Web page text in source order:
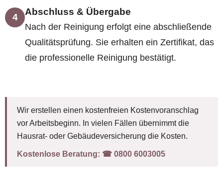
4 Abschluss & Übergabe
Nach der Reinigung erfolgt eine abschließende
Qualitätsprüfung. Sie erhalten ein Zertifikat, das
die professionelle Reinigung bestätigt.
Wir erstellen einen kostenfreien Kostenvoranschlag
vor Arbeitsbeginn. In vielen Fällen übernimmt die
Hausrat- oder Gebäudeversicherung die Kosten.
Kostenlose Beratung: ☎︎ 0800 6003005